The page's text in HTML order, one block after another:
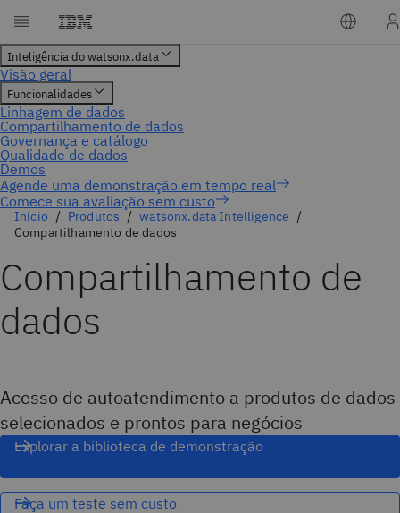
Comece sua avaliação sem custo
Início Produtos
watsonx.data Intelligence
Compartilhamento de dados
Compartilhamento de
dados
Acesso de autoatendimento a produtos de dados
selecionados e prontos para negócios
Explorar a biblioteca de demonstração
Faça um teste sem custo